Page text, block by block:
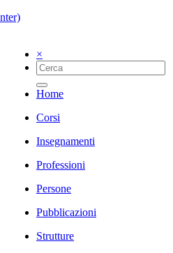
×
Home
Corsi
Insegnamenti
Professioni
Persone
Pubblicazioni
Strutture